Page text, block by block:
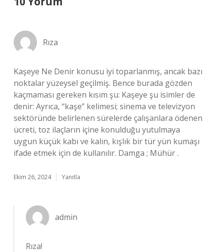
Rıza
Kaşeye Ne Denir konusu iyi toparlanmış, ancak bazı
noktalar yüzeysel geçilmiş. Bence burada gözden
kaçmaması gereken kısım şu: Kaşeye şu isimler de
denir: Ayrıca, “kaşe” kelimesi; sinema ve televizyon
sektöründe belirlenen sürelerde çalışanlara ödenen
ücreti, toz ilaçların içine konulduğu yutulmaya
uygun küçük kabı ve kalın, kışlık bir tür yün kumaşı
ifade etmek için de kullanılır. Damga ; Mühür .
Ekim 26, 2024 Yanıtla
admin
Rıza!